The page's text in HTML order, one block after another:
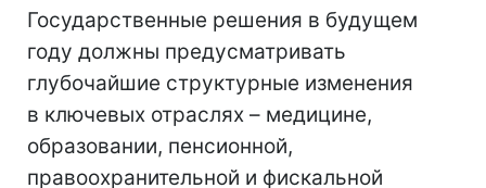
Государственные решения в будущем
году должны предусматривать
глубочайшие структурные изменения
в ключевых отраслях – медицине,
образовании, пенсионной,
правоохранительной и фискальной